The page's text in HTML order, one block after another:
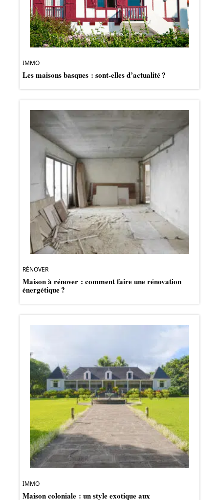
IMMO
Les maisons basques : sont-elles d’actualité ?
RÉNOVER
Maison à rénover : comment faire une rénovation
énergétique ?
IMMO
Maison coloniale : un style exotique aux